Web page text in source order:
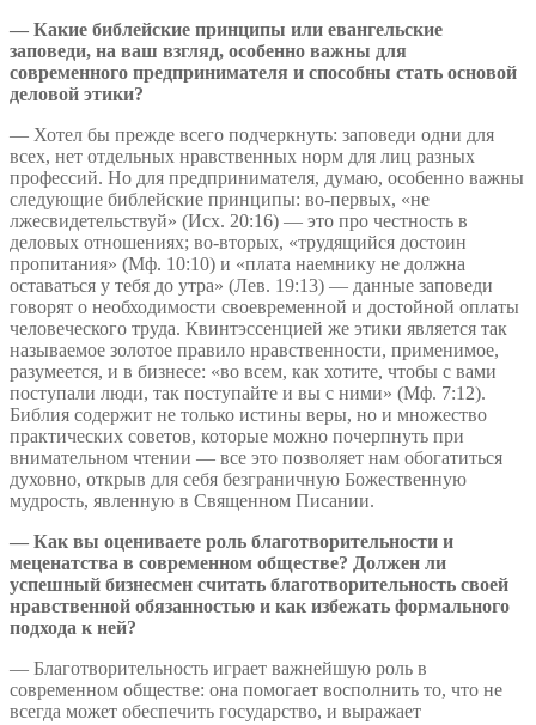
— Какие библейские принципы или евангельские
заповеди, на ваш взгляд, особенно важны для
современного предпринимателя и способны стать основой
деловой этики?
— Хотел бы прежде всего подчеркнуть: заповеди одни для
всех, нет отдельных нравственных норм для лиц разных
профессий. Но для предпринимателя, думаю, особенно важны
следующие библейские принципы: во-первых, «не
лжесвидетельствуй» (Исх. 20:16) — это про честность в
деловых отношениях; во-вторых, «трудящийся достоин
пропитания» (Мф. 10:10) и «плата наемнику не должна
оставаться у тебя до утра» (Лев. 19:13) — данные заповеди
говорят о необходимости своевременной и достойной оплаты
человеческого труда. Квинтэссенцией же этики является так
называемое золотое правило нравственности, применимое,
разумеется, и в бизнесе: «во всем, как хотите, чтобы с вами
поступали люди, так поступайте и вы с ними» (Мф. 7:12).
Библия содержит не только истины веры, но и множество
практических советов, которые можно почерпнуть при
внимательном чтении — все это позволяет нам обогатиться
духовно, открыв для себя безграничную Божественную
мудрость, явленную в Священном Писании.
— Как вы оцениваете роль благотворительности и
меценатства в современном обществе? Должен ли
успешный бизнесмен считать благотворительность своей
нравственной обязанностью и как избежать формального
подхода к ней?
— Благотворительность играет важнейшую роль в
современном обществе: она помогает восполнить то, что не
всегда может обеспечить государство, и выражает